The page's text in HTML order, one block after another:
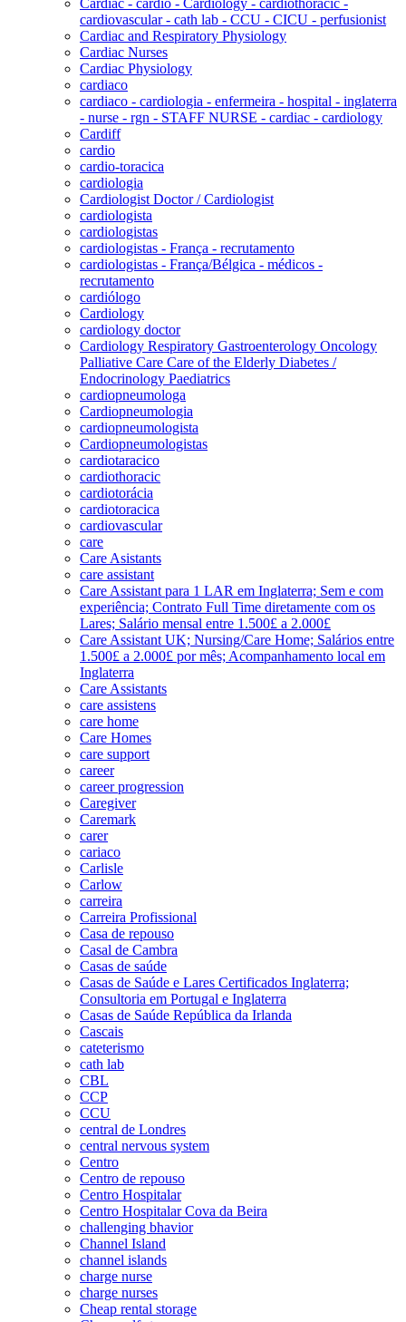
cardiovascular - cath lab - CCU - CICU - perfusionist
Cardiac and Respiratory Physiology
Cardiac Nurses
Cardiac Physiology
cardiaco
cardiaco - cardiologia - enfermeira - hospital - inglaterra
- nurse - rgn - STAFF NURSE - cardiac - cardiology
Cardiff
cardio
cardio-toracica
cardiologia
Cardiologist Doctor / Cardiologist
cardiologista
cardiologistas
cardiologistas - França - recrutamento
cardiologistas - França/Bélgica - médicos -
recrutamento
cardiólogo
Cardiology
cardiology doctor
Cardiology Respiratory Gastroenterology Oncology
Palliative Care Care of the Elderly Diabetes /
Endocrinology Paediatrics
cardiopneumologa
Cardiopneumologia
cardiopneumologista
Cardiopneumologistas
cardiotaracico
cardiothoracic
cardiotorácia
cardiotoracica
cardiovascular
care
Care Asistants
care assistant
Care Assistant para 1 LAR em Inglaterra; Sem e com
experiência; Contrato Full Time diretamente com os
Lares; Salário mensal entre 1.500£ a 2.000£
Care Assistant UK; Nursing/Care Home; Salários entre
1.500£ a 2.000£ por mês; Acompanhamento local em
Inglaterra
Care Assistants
care assistens
care home
Care Homes
care support
career
career progression
Caregiver
Caremark
carer
cariaco
Carlisle
Carlow
carreira
Carreira Profissional
Casa de repouso
Casal de Cambra
Casas de saúde
Casas de Saúde e Lares Certificados Inglaterra;
Consultoria em Portugal e Inglaterra
Casas de Saúde República da Irlanda
Cascais
cateterismo
cath lab
CBL
CCP
CCU
central de Londres
central nervous system
Centro
Centro de repouso
Centro Hospitalar
Centro Hospitalar Cova da Beira
challenging bhavior
Channel Island
channel islands
charge nurse
charge nurses
Cheap rental storage